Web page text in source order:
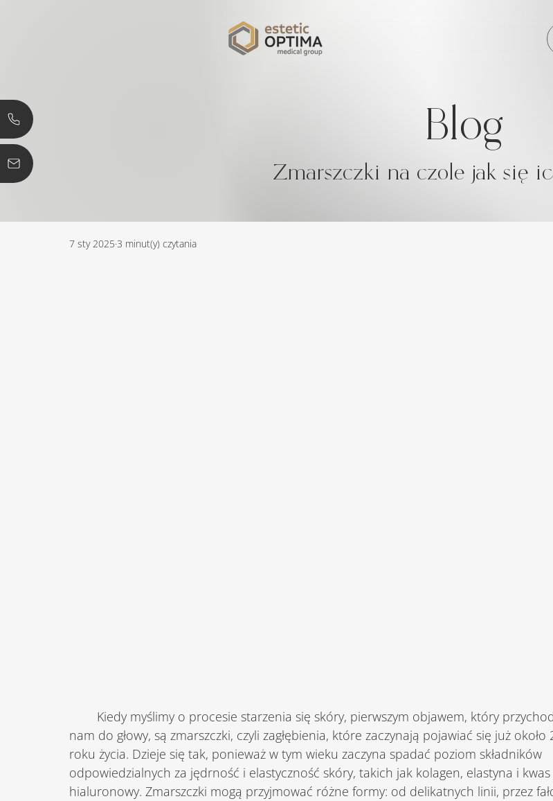
Blog
Zmarszczki na czole jak się
7 sty 2025 3 minut(y) czytania
nam do głowy, są zmarszczki, czyli zagłębienia, które zaczynają pojawiać się już około
roku życia. Dzieje się tak, ponieważ w tym wieku zaczyna spadać poziom składników
odpowiedzialnych za jędrność i elastyczność skóry, takich jak kolagen, elastyna i kwas
hialuronowy. Zmarszczki mogą przyjmować różne formy: od delikatnych linii, przez